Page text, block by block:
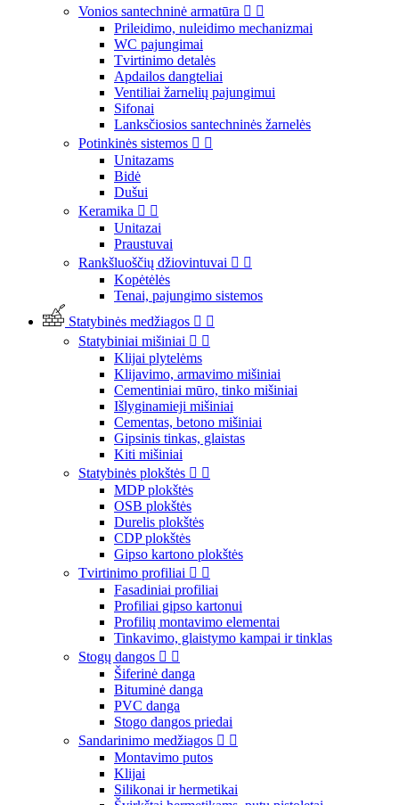
Vonios santechninė armatūra  
Prileidimo, nuleidimo mechanizmai
WC pajungimai
Tvirtinimo detalės
Apdailos dangteliai
Ventiliai žarnelių pajungimui
Sifonai
Lanksčiosios santechninės žarnelės
Potinkinės sistemos  
Unitazams
Bidė
Dušui
Keramika  
Unitazai
Praustuvai
Rankšluoščių džiovintuvai  
Kopėtėlės
Tenai, pajungimo sistemos
Statybinės medžiagos  
Statybiniai mišiniai  
Klijai plytelėms
Klijavimo, armavimo mišiniai
Cementiniai mūro, tinko mišiniai
Išlyginamieji mišiniai
Cementas, betono mišiniai
Gipsinis tinkas, glaistas
Kiti mišiniai
Statybinės plokštės  
MDP plokštės
OSB plokštės
Durelis plokštės
CDP plokštės
Gipso kartono plokštės
Tvirtinimo profiliai  
Fasadiniai profiliai
Profiliai gipso kartonui
Profilių montavimo elementai
Tinkavimo, glaistymo kampai ir tinklas
Stogų dangos  
Šiferinė danga
Bituminė danga
PVC danga
Stogo dangos priedai
Sandarinimo medžiagos  
Montavimo putos
Klijai
Silikonai ir hermetikai